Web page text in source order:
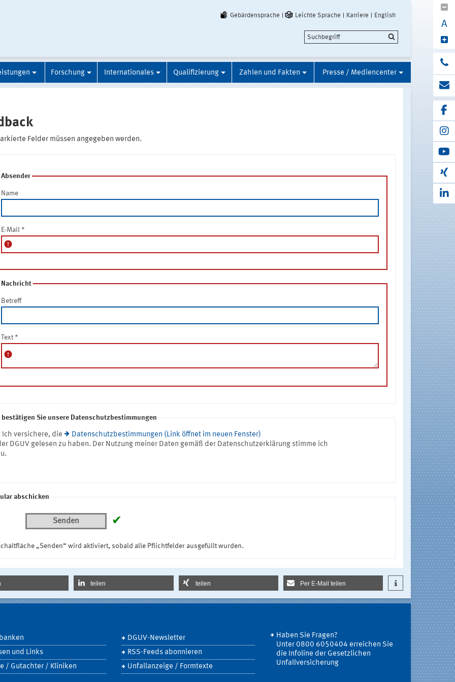
Gebärdensprache Leichte Sprache Karriere English
A
Forschung Internationales Qualifizierung Zahlen und Fakten Presse / Mediencenter
Felder müssen angegeben werden.
Absender
Name
E-Mail *
error
Nachricht
Betreff
Text *
error
Sie unsere Datenschutzbestimmungen
Ich versichere, die
Datenschutzbestimmungen (Link öffnet im neuen Fenster)
DGUV gelesen zu haben. Der Nutzung meiner Daten gemäß der Datenschutzerklärung stimme ich
abschicken
Senden ✔
„Senden“ wird aktiviert, sobald alle Pflichtfelder ausgefüllt wurden.
teilen teilen Per E-Mail teilen
und Links
/ Gutachter / Kliniken
DGUV-Newsletter
RSS-Feeds abonnieren
Unfallanzeige / Formtexte
Haben Sie Fragen?
Unter 0800 6050404 erreichen Sie
die Infoline der Gesetzlichen
Unfallversicherung